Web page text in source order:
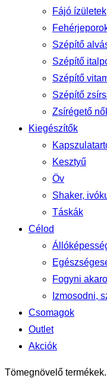
Fájó ízületek
Szépítő
Szépítő
Szépítő
Szépítő
Zsírégető
Kiegészítők
Kesztyű
Öv
Shaker,
Táskák
Célod
Fogyni
Izmosodni,
Csomagok
Outlet
Akciók
Tömegnövelő termékek.